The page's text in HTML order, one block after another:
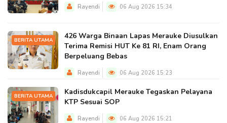
Rayendi 06 Aug 2026 15:34
BERITA UTAMA
426 Warga Binaan Lapas Merauke Diusulkan
Terima Remisi HUT Ke 81 RI, Enam Orang
Berpeluang Bebas
Rayendi 06 Aug 2026 15:23
BERITA UTAMA
Kadisdukcapil Merauke Tegaskan Pelayana
KTP Sesuai SOP
Rayendi 06 Aug 2026 15:21